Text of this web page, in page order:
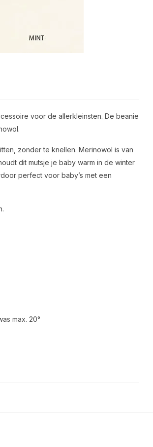
voor de allerkleinsten. De beanie
zonder te knellen. Merinowol is van
dit mutsje je baby warm in de winter
perfect voor baby’s met een
max. 20°